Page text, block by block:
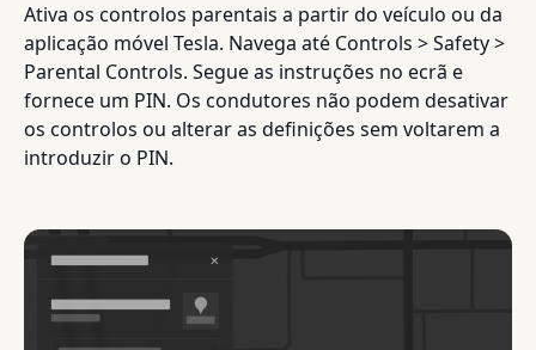
Ativa os controlos parentais a partir do veículo ou da
aplicação móvel Tesla. Navega até Controls > Safety >
Parental Controls. Segue as instruções no ecrã e
fornece um PIN. Os condutores não podem desativar
os controlos ou alterar as definições sem voltarem a
introduzir o PIN.